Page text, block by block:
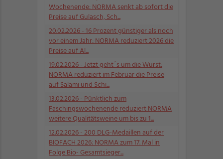
Wochenende: NORMA senkt ab sofort die
Preise auf Gulasch, Sch...
20.02.2026- 16 Prozent günstiger als noch
vor einem Jahr: NORMA reduziert 2026 die
Preise auf Al...
19.02.2026- Jetzt geht´s um die Wurst:
NORMA reduziert im Februar die Preise
auf Salami und Schi...
13.02.2026- Pünktlich zum
Faschingswochenende reduziert NORMA
weitere Qualitätsweine um bis zu 1...
12.02.2026- 200 DLG-Medaillen auf der
BIOFACH 2026: NORMA zum 17. Mal in
Folge Bio- Gesamtsieger...